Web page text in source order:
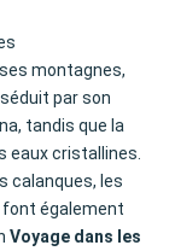
montagnes,
par son
tandis que la
eaux cristallines.
calanques, les
également
Voyage dans les